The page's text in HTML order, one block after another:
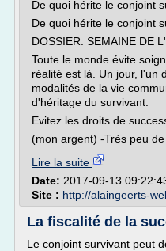
De quoi hérite le conjoint
De quoi hérite le conjoint
DOSSIER: SEMAINE DE
Toute le monde évite
réalité est là. Un jour, l'un
modalités de la vie
d'héritage du survivant.
Evitez les droits de
(mon argent) -Très peu de
Lire la suite
Date: 2017-09-13
Site : http://alaingeerts-
La fiscalité de la
Le conjoint survivant peut